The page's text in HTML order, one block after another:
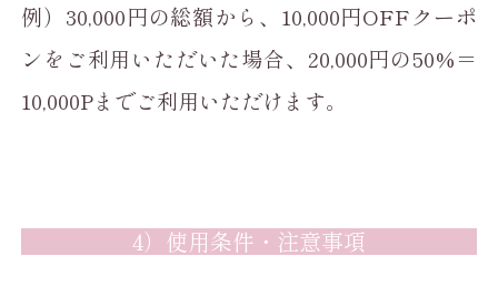
例）30,000円の総額から、10,000円OFFクーポ
ンをご利用いただいた場合、20,000円の50%＝
10,000Pまでご利用いただけます。
4）使用条件・注意事項